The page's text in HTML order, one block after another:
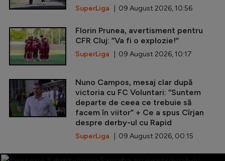
SuperLiga | 09 August 2026, 10:56
Florin Prunea, avertisment pentru
CFR Cluj: ”Va fi o explozie!”
SuperLiga | 09 August 2026, 10:17
Nuno Campos, mesaj clar după
victoria cu FC Voluntari: ”Suntem
departe de ceea ce trebuie să
facem în viitor” + Ce a spus Cîrjan
despre derby-ul cu Rapid
SuperLiga | 09 August 2026, 00:15